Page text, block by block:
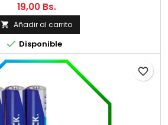
19,00 Bs.
 Añadir al carrito
 Disponible
favorite_border